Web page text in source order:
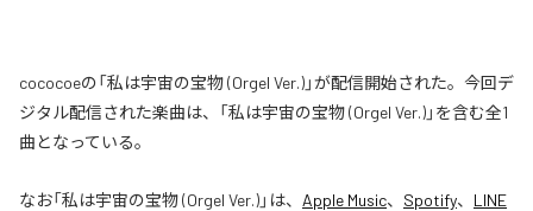
cococoeの「私は宇宙の宝物 (Orgel Ver.)」が配信開始された。今回デ
ジタル配信された楽曲は、「私は宇宙の宝物 (Orgel Ver.)」を含む全1
曲となっている。
なお「私は宇宙の宝物 (Orgel Ver.)」は、 Apple Music、 Spotify、 LINE